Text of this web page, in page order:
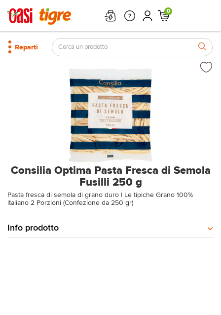
0
Reparti
Consilia Optima Pasta Fresca di Semola
Fusilli 250 g
Pasta fresca di semola di grano duro | Le tipiche Grano 100%
italiano 2 Porzioni (Confezione da 250 gr)
Info prodotto